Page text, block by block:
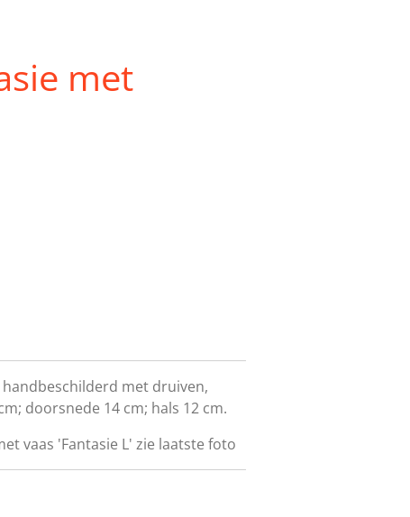
met
met druiven,
doorsnede 14 cm; hals 12 cm.
vaas 'Fantasie L' zie laatste foto